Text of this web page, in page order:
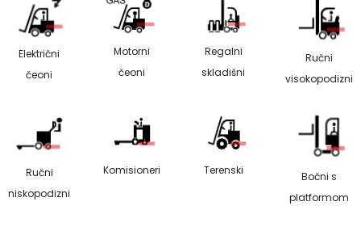
Električni
čeoni
Motorni
čeoni
Regalni
skladišni
Ručni
visokopodizni
Ručni
niskopodizni
Komisioneri Terenski
Bočni s
platformom